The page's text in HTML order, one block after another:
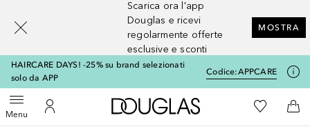
Scarica ora l'app
Douglas e ricevi
regolarmente offerte
esclusive e sconti
MOSTRA
HAIRCARE DAYS! -25% su brand selezionati
solo da APP
Codice:APPCARE
MenuApri menuAl Mio Account
A Douglas HomeAlla Mia
Al
Torna indietro
Esegui ricerca
[navigation.slideout.screenreader]